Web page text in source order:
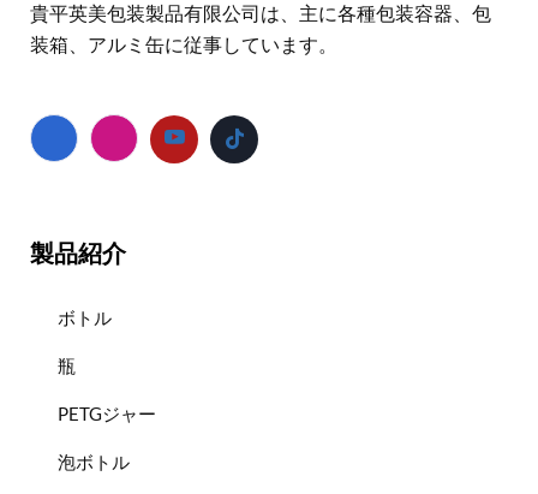
貴平英美包装製品有限公司は、主に各種包装容器、包
装箱、アルミ缶に従事しています。
製品紹介
ボトル
瓶
PETGジャー
泡ボトル